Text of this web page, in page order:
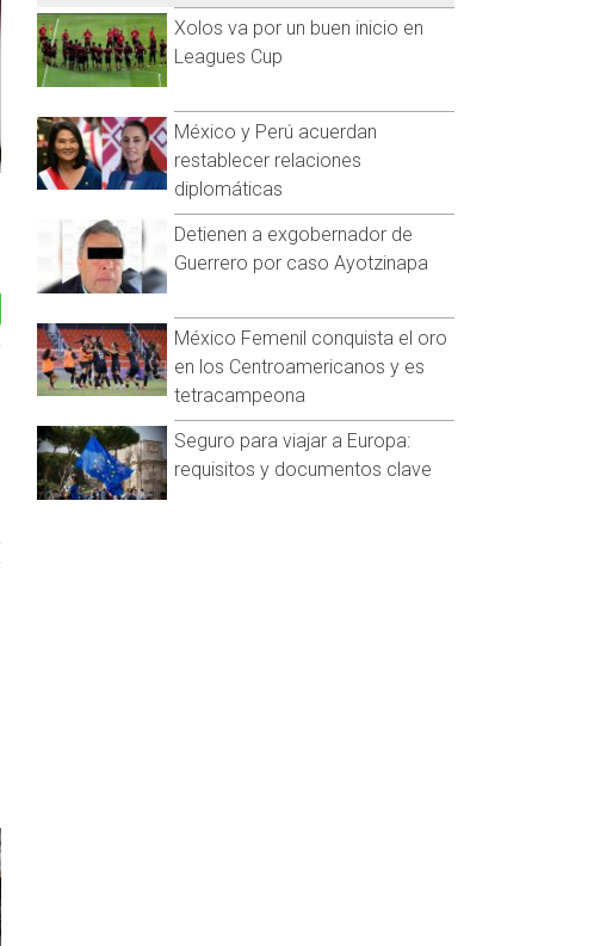
Xolos va por un buen inicio en
Leagues Cup
México y Perú acuerdan
restablecer relaciones
diplomáticas
Detienen a exgobernador de
Guerrero por caso Ayotzinapa
México Femenil conquista el oro
en los Centroamericanos y es
tetracampeona
Seguro para viajar a Europa:
requisitos y documentos clave